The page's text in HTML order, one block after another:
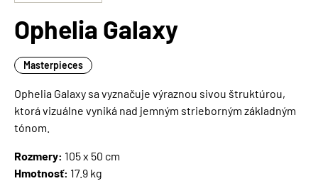
Ophelia Galaxy
Masterpieces
Ophelia Galaxy sa vyznačuje výraznou sivou štruktúrou,
ktorá vizuálne vyniká nad jemným strieborným základným
tónom.
Rozmery: 105 x 50 cm
Hmotnosť: 17.9 kg